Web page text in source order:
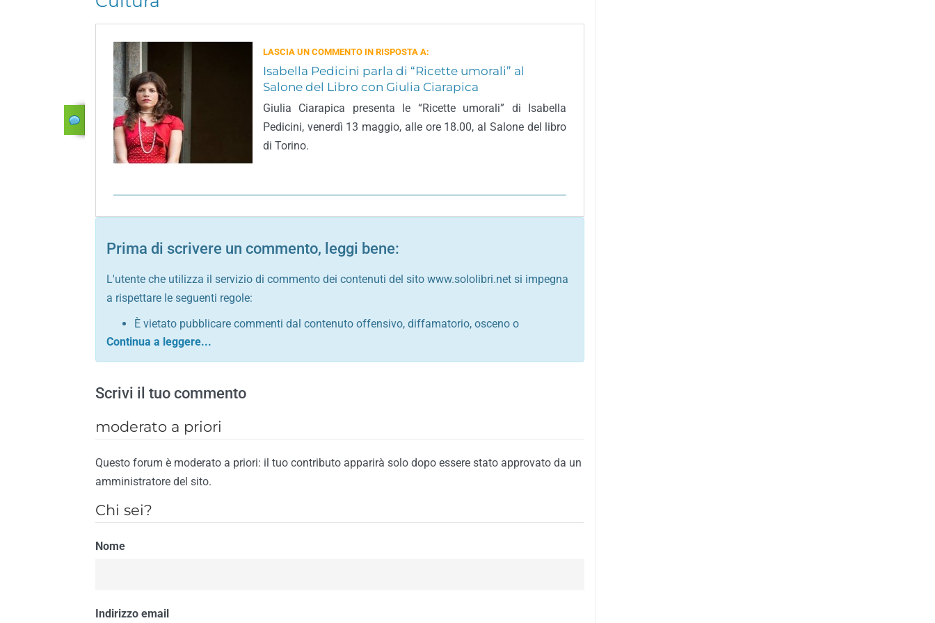
LASCIA UN COMMENTO IN RISPOSTA A:
Isabella Pedicini parla di “Ricette umorali” al
Salone del Libro con Giulia Ciarapica
Giulia Ciarapica presenta le “Ricette umorali” di Isabella
Pedicini, venerdì 13 maggio, alle ore 18.00, al Salone del libro
di Torino.
Prima di scrivere un commento, leggi bene:
L'utente che utilizza il servizio di commento dei contenuti del sito www.sololibri.net si impegna
a rispettare le seguenti regole:
È vietato pubblicare commenti dal contenuto offensivo, diffamatorio, osceno o
comunque contrario alle leggi dello Stato italiano e di quelle internazionali
Sono vietati commenti in tono sacrilego, sarcastico, denigratorio e sbeffeggiatorio
È vietato pubblicare commenti contrari al rispetto dell'ordine pubblico
È vietato pubblicare commenti lesivi della privacy di qualsiasi cittadino
È vietato pubblicare commenti razzisti nei confronti di qualsiasi razza, popolo, cultura,
religione
È vietato pubblicare commenti contrari al rispetto del buon costume o contenenti
È vietato pubblicare commenti inerenti propaganda politica, di partito o di fazione, che
Il riscontro della violazione anche di una sola delle regole precedenti comporterà la non
Scrivi il tuo commento
moderato a priori
Questo forum è moderato a priori: il tuo contributo apparirà solo dopo essere stato approvato da un
amministratore del sito.
Chi sei?
Nome
Indirizzo email